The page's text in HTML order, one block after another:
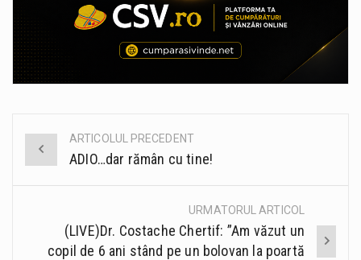
Post
ARTICOLUL PRECEDENT
ADIO…dar rămân cu tine!
URMATORUL ARTICOL
(LIVE)Dr. Costache Chertif: ”Am văzut un
copil de 6 ani stând pe un bolovan la poartă